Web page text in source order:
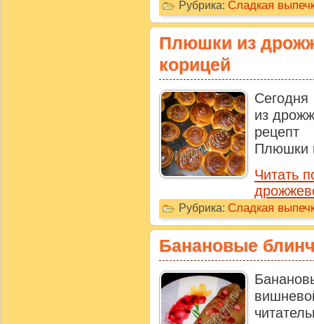
Рубрика: Сладкая
Плюшки из
корицей
из
Плюшки
Читать
Рубрика: Сладкая
Банановые